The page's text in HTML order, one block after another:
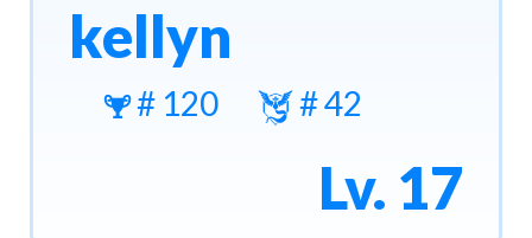
kellyn
# 120 # 42
Lv. 17